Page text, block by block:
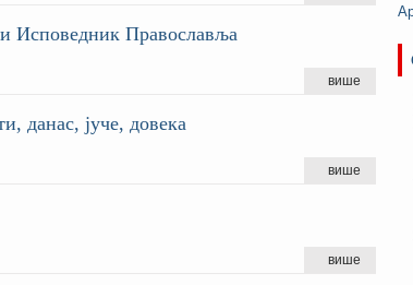
Исповедник Православља
више
данас, јуче, довека
више
више